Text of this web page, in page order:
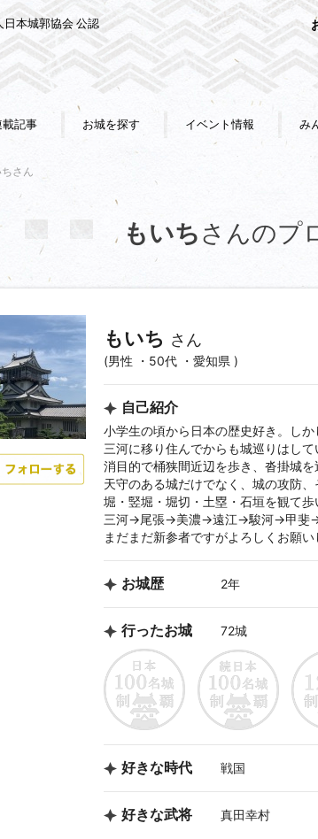
日本城郭協会 公認
載記事 お城を探す イベント情報 み
ちさん
もいちさんのプ
もいち さん
(男性 ・50代 ・愛知県 )
自己紹介
小学生の頃から日本の歴史好き。しか
三河に移り住んでからも城巡りはし
消目的で桶狭間近辺を歩き、沓掛城
天守のある城だけでなく、城の攻防
堀・竪堀・堀切・土塁・石垣を観て歩
三河→尾張→美濃→遠江→駿河→甲斐→
まだまだ新参者ですがよろしくお願い
お城歴 2年
行ったお城 72城
好きな時代 戦国
好きな武将 真田幸村